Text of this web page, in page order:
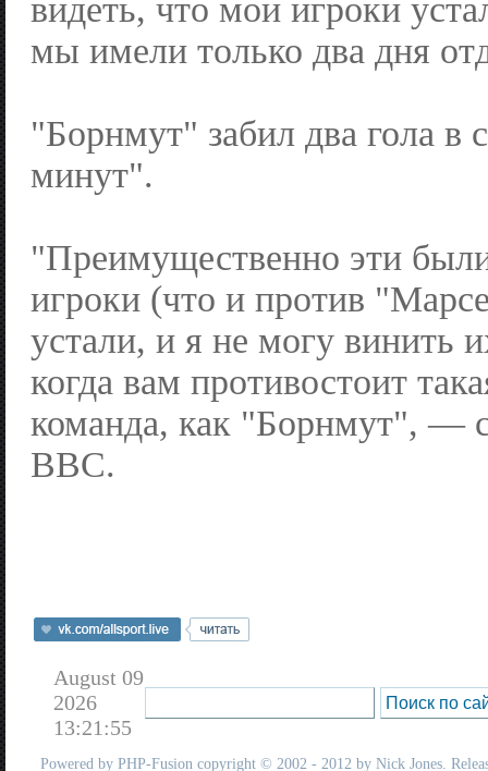
видеть, что мои игроки
мы имели только два дня
"Борнмут" забил два гола в
минут".
"Преимущественно эти
игроки (что и против
устали, и я не могу винить
когда вам противостоит
команда, как "Борнмут", —
BBC.
August 09
2026
13:21:55
Powered by PHP-Fusion copyright © 2002 - 2012 by Nick Jones.